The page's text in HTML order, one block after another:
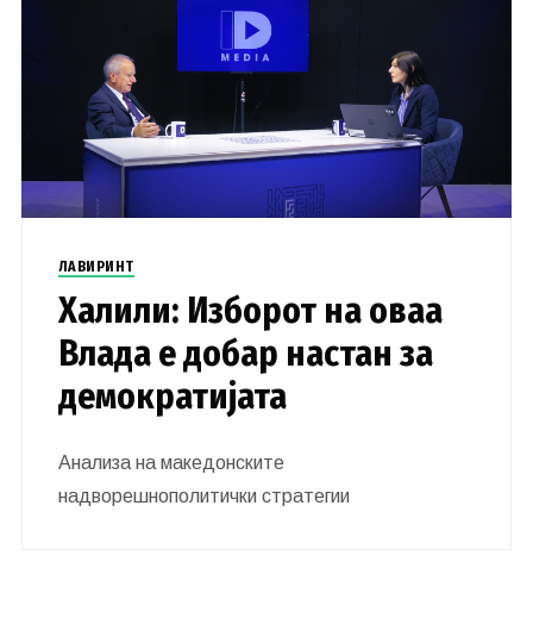
ЛАВИРИНТ
Халили: Изборот на оваа
Влада е добар настан за
демократијата
Анализа на македонските
надворешнополитички стратегии